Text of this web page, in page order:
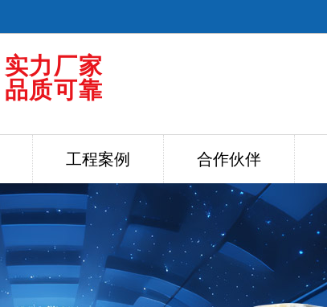
实力厂家
品质可靠
工程案例 合作伙伴